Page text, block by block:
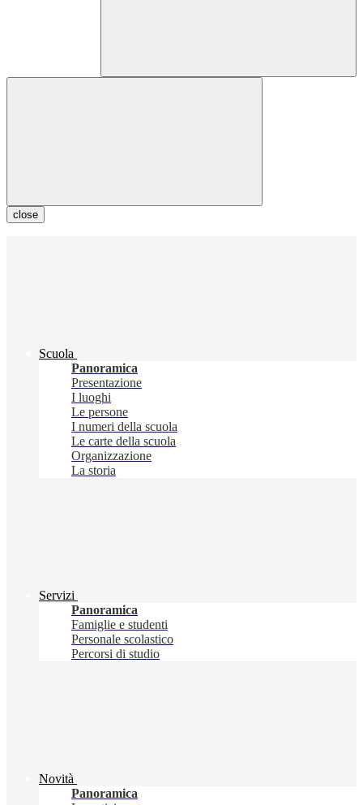
close
Scuola
Panoramica
Presentazione
I luoghi
Le persone
I numeri della scuola
Le carte della scuola
Organizzazione
La storia
Servizi
Panoramica
Famiglie e studenti
Personale scolastico
Percorsi di studio
Novità
Panoramica